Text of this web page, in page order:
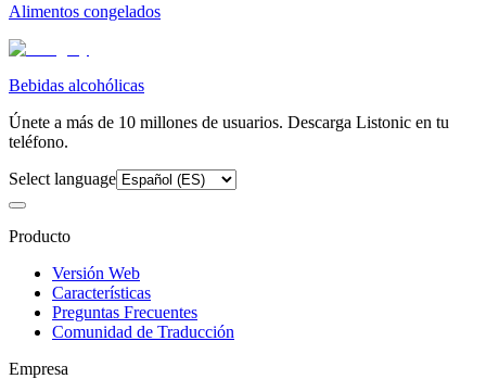
Alimentos congelados
Bebidas alcohólicas
Únete a más de 10 millones de usuarios. Descarga Listonic en tu
teléfono.
Select language
Producto
Versión Web
Características
Preguntas Frecuentes
Comunidad de Traducción
Empresa